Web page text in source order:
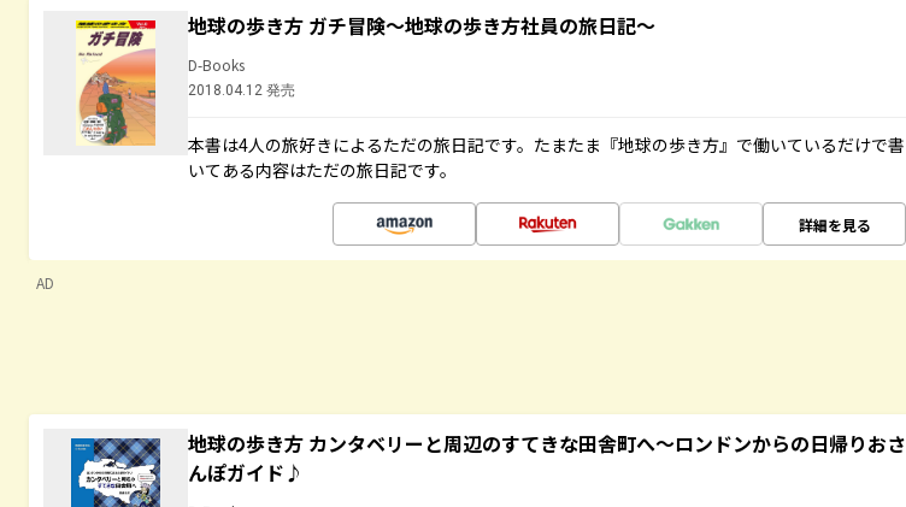
地球の歩き方 ガチ冒険～地球の歩き方社員の旅日記～
D-Books
2018.04.12 発売
本書は4人の旅好きによるただの旅日記です。たまたま『地球の歩き方』で働いているだけで書
いてある内容はただの旅日記です。
詳細を見る
AD
地球の歩き方 カンタベリーと周辺のすてきな田舎町へ～ロンドンからの日帰りおさ
んぽガイド♪